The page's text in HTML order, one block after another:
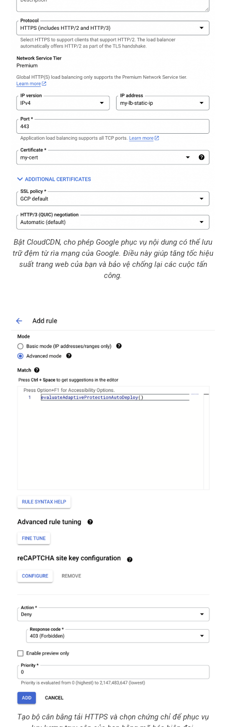
Bật CloudCDN, cho phép Google phục vụ nội dung có thể lưu
trữ đệm từ rìa mạng của Google. Điều này giúp tăng tốc hiệu
suất trang web của bạn và bảo vệ chống lại các cuộc tấn
công.
Tạo bộ cân bằng tải HTTPS và chọn chứng chỉ để phục vụ